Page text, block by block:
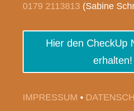
0179 2113813 (Sabine
Hier den CheckUp
erhalten!
IMPRESSUM •